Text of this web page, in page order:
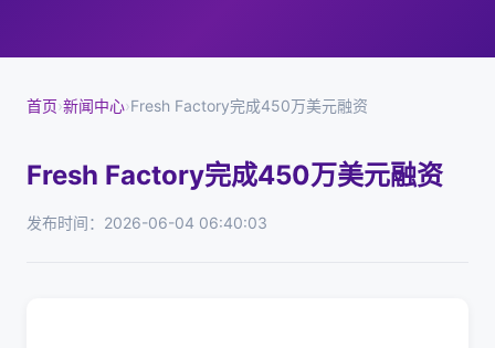
首页›新闻中心›Fresh Factory完成450万美元融资
Fresh Factory完成450万美元融资
发布时间：2026-06-04 06:40:03